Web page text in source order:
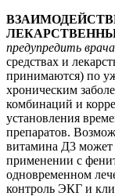
предупредить врача
средствах и
принимаются) по
хроническим
комбинаций и
установления
препаратов.
витамина Д3 может
применении с
одновременном
контроль ЭКГ и